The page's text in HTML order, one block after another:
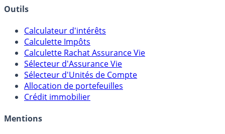
Outils
Calculateur d'intérêts
Calculette Impôts
Calculette Rachat Assurance Vie
Sélecteur d'Assurance Vie
Sélecteur d'Unités de Compte
Allocation de portefeuilles
Crédit immobilier
Mentions